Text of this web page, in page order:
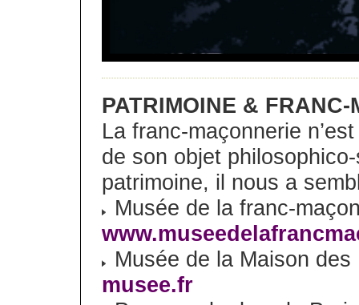
PATRIMOINE & FRANC-
La franc-maçonnerie
de son objet
patrimoine, il nous a
Musée de la franc-
Musée de la Maison
musee.fr